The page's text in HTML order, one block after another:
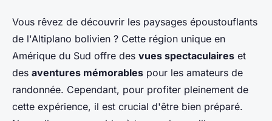
Quels sont les meilleurs
conseils pour une randonnée
dans les montagnes de
l'Altiplano bolivien :
équipements et itinéraires ?
Vous rêvez de découvrir les paysages époustouflants
de l'Altiplano bolivien ? Cette région unique en
Amérique du Sud offre des vues spectaculaires et
des aventures mémorables pour les amateurs de
randonnée. Cependant, pour profiter pleinement de
cette expérience, il est crucial d'être bien préparé.